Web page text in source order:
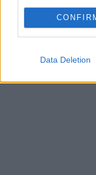
Data Deletion